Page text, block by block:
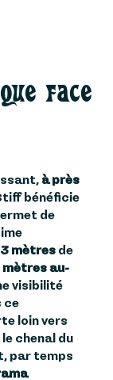
face
à près
bénéficie
de
mètres de
mètres au-
visibilité
ce
loin vers
chenal du
par temps